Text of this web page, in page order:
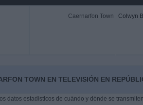
Caernarfon Town Colwyn
TOWN EN TELEVISIÓN EN
datos estadísticos de cuándo y dónde se